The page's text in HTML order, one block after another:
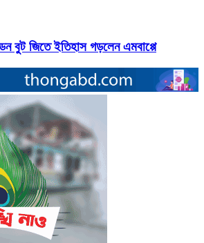
বুট জিতে ইতিহাস গড়লেন এমবাপ্পে